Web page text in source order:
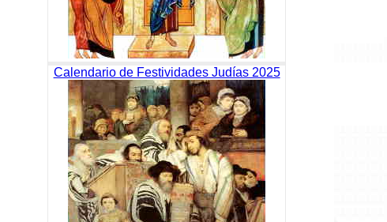
Calendario de Festividades Judías 2025